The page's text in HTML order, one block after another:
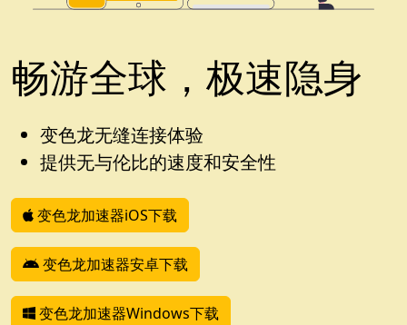
畅游全球，极速隐身
变色龙无缝连接体验
提供无与伦比的速度和安全性
变色龙加速器iOS下载
变色龙加速器安卓下载
变色龙加速器Windows下载